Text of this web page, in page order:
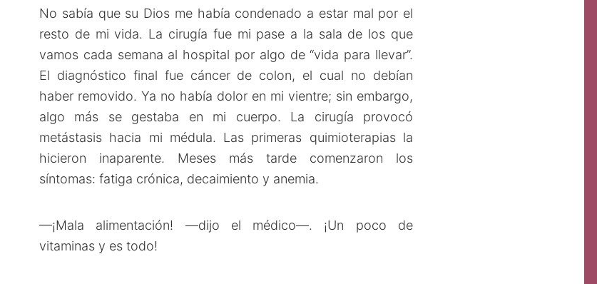
No sabía que su Dios me había condenado a estar mal por el
resto de mi vida. La cirugía fue mi pase a la sala de los que
vamos cada semana al hospital por algo de “vida para llevar”.
El diagnóstico final fue cáncer de colon, el cual no debían
haber removido. Ya no había dolor en mi vientre; sin embargo,
algo más se gestaba en mi cuerpo. La cirugía provocó
metástasis hacia mi médula. Las primeras quimioterapias la
hicieron inaparente. Meses más tarde comenzaron los
síntomas: fatiga crónica, decaimiento y anemia.
—¡Mala alimentación! —dijo el médico—. ¡Un poco de
vitaminas y es todo!